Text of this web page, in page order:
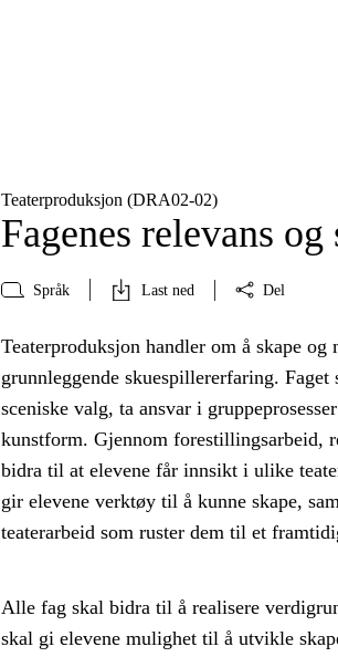
Teaterproduksjon (DRA02‑02)
Fagenes relevans
Språk Last ned Del
Teaterproduksjon handler om å skape
grunnleggende skuespillererfaring.
sceniske valg, ta ansvar i
kunstform. Gjennom forestillingsarbeid,
bidra til at elevene får innsikt i ulike
gir elevene verktøy til å kunne skape,
teaterarbeid som ruster dem til et
Alle fag skal bidra til å realisere
skal gi elevene mulighet til å utvikle